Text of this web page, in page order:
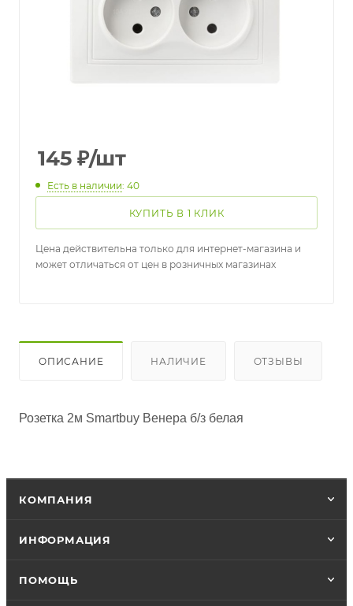
145 ₽/шт
Есть в наличии: 40
КУПИТЬ В 1 КЛИК
Цена действительна только для интернет-магазина и
может отличаться от цен в розничных магазинах
ОПИСАНИЕ НАЛИЧИЕ ОТЗЫВЫ
КОМПАНИЯ
ИНФОРМАЦИЯ
ПОМОЩЬ